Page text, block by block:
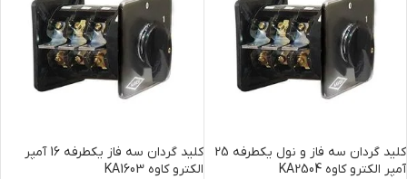
کلید گردان سه فاز و نول یکطرفه 25
آمپر الکترو کاوه KA2504
کلید گردان سه فاز یکطرفه 16 آمپر
الکترو کاوه KA1603